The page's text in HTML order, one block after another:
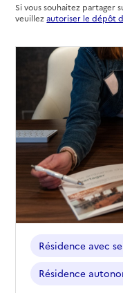
Si vous souhaitez partager
veuillezautoriser le dépôt
Résidence avec
Résidence